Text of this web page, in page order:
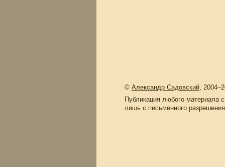
© Александр Садовский ,
Публикация любого материала
лишь с письменного